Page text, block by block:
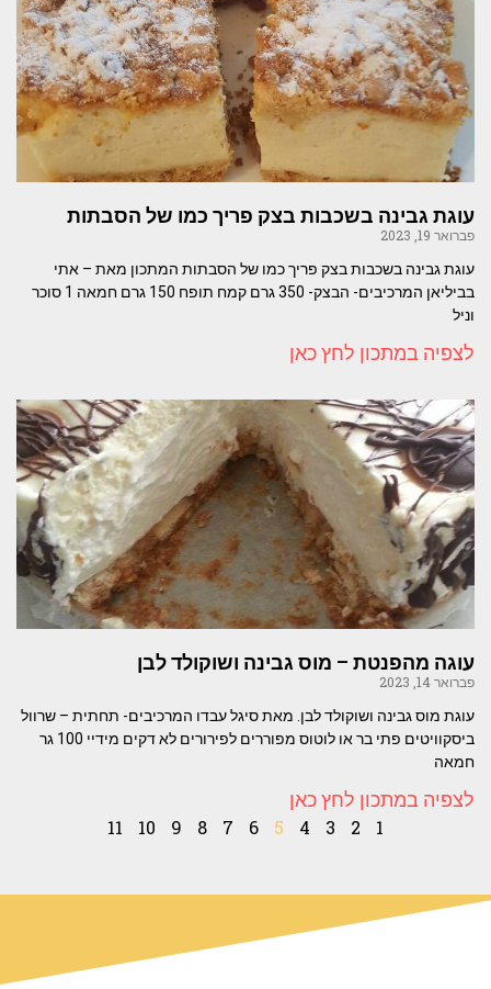
עוגת גבינה בשכבות בצק פריך כמו של הסבתות
פברואר 19, 2023
עוגת גבינה בשכבות בצק פריך כמו של הסבתות המתכון מאת – אתי
בביליאן המרכיבים- הבצק- 350 גרם קמח תופח 150 גרם חמאה 1 סוכר
וניל
לצפיה במתכון לחץ כאן
עוגה מהפנטת – מוס גבינה ושוקולד לבן
פברואר 14, 2023
עוגת מוס גבינה ושוקולד לבן. מאת סיגל עבדו המרכיבים- תחתית – שרוול
ביסקוויטים פתי בר או לוטוס מפוררים לפירורים לא דקים מידיי 100 גר
חמאה
לצפיה במתכון לחץ כאן
1
2
3
4
5
6
7
8
9
10
11